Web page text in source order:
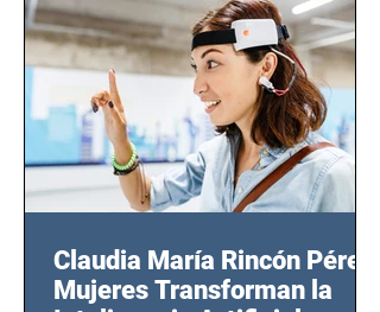
20:00 horas.
Claudia María Rincón Pérez:
Mujeres Transforman la